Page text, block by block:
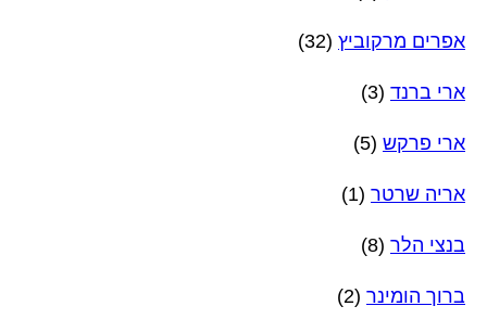
אפרים מרקוביץ (32)
ארי ברנד (3)
ארי פרקש (5)
אריה שרטר (1)
בנצי הלר (8)
ברוך הומינר (2)